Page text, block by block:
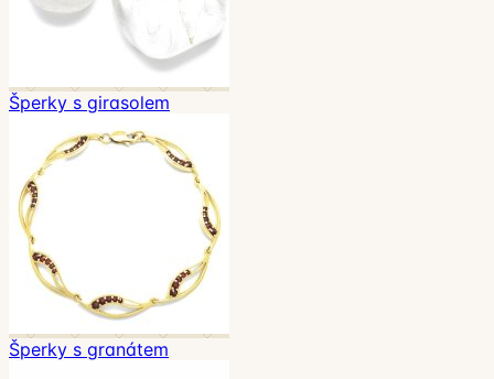
Šperky s girasolem
Šperky s granátem